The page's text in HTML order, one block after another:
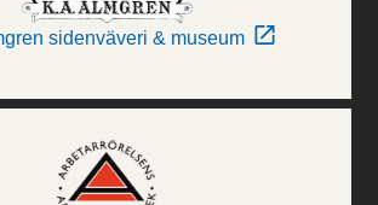
sidenväveri & museum